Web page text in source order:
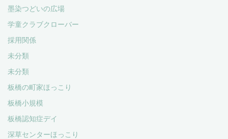
墨染つどいの広場
学童クラブクローバー
採用関係
未分類
未分類
板橋の町家ほっこり
板橋小規模
板橋認知症デイ
深草センターほっこり